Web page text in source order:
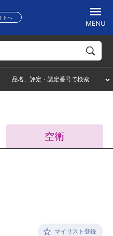
トへ
MENU
品名、評定・認定番号で検索
空衛
マイリスト登録